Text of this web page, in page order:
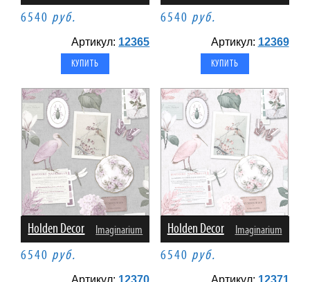
6540 руб.
Артикул: 12365
6540 руб.
Артикул: 12369
Holden Decor Imaginarium
6540 руб.
Артикул: 12370
Holden Decor Imaginarium
6540 руб.
Артикул: 12371